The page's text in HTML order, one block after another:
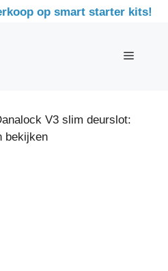
op smart starter kits!
Menu
V3 slim deurslot:
bekijken